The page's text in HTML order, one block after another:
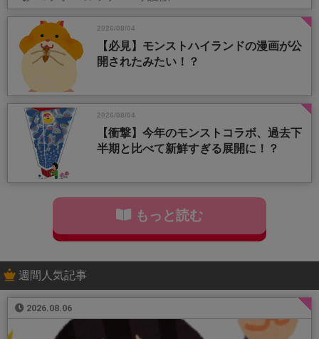
2026/08/04
【必見】モンストハイランドの漫画が公
開されたみたい！？
2026/08/04
【衝撃】今年のモンストコラボ、過去下
半期と比べて新鮮すぎる展開に！？
もっと読む
週間人気記事
2026.08.06